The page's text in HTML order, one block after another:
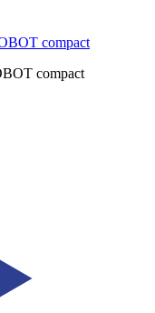
compact